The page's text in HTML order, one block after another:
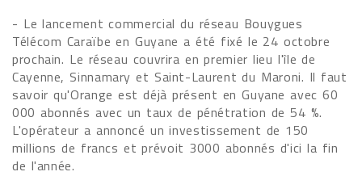
- Le lancement commercial du réseau Bouygues
Télécom Caraïbe en Guyane a été fixé le 24 octobre
prochain. Le réseau couvrira en premier lieu l'île de
Cayenne, Sinnamary et Saint-Laurent du Maroni. Il faut
savoir qu'Orange est déjà présent en Guyane avec 60
000 abonnés avec un taux de pénétration de 54 %.
L'opérateur a annoncé un investissement de 150
millions de francs et prévoit 3000 abonnés d'ici la fin
de l'année.